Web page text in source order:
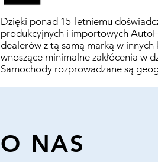
O NAS
Dzięki ponad 15-letniemu
produkcyjnych i importowych
dealerów z tą samą marką w
wnoszące minimalne zakłócenia w
Samochody rozprowadzane są